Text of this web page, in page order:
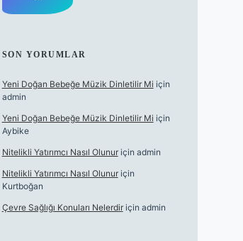
SON YORUMLAR
Yeni Doğan Bebeğe Müzik Dinletilir Mi için
admin
Yeni Doğan Bebeğe Müzik Dinletilir Mi için
Aybike
Nitelikli Yatırımcı Nasıl Olunuriçin admin
Nitelikli Yatırımcı Nasıl Olunuriçin
Kurtboğan
Çevre Sağlığı Konuları Nelerdiriçin admin